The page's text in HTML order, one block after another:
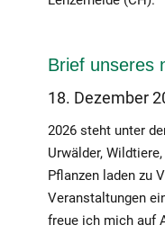
Brief unseres
18. Dezember
2026 steht unter
Urwälder,
Pflanzen laden zu
Veranstaltungen
freue ich mich auf